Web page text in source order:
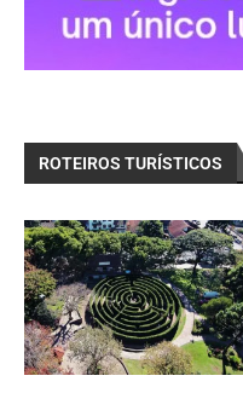
ROTEIROS TURÍSTICOS